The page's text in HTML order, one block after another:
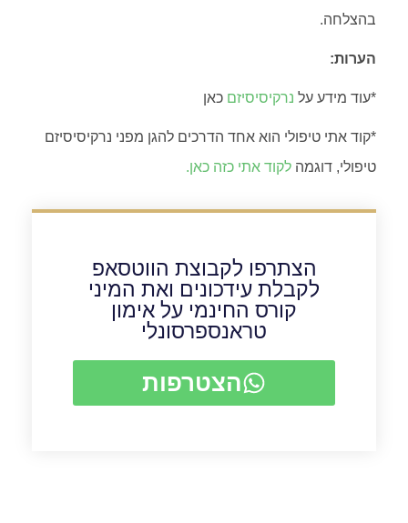
בהצלחה.
הערות:
*עוד מידע על נרקיסיסיזם כאן
*קוד אתי טיפולי הוא אחד הדרכים להגן מפני נרקיסיסיזם
טיפולי, דוגמה לקוד אתי כזה כאן.
הצתרפו לקבוצת הווטסאפ
לקבלת עידכונים ואת המיני
קורס החינמי על אימון
טראנספרסונלי
הצטרפות